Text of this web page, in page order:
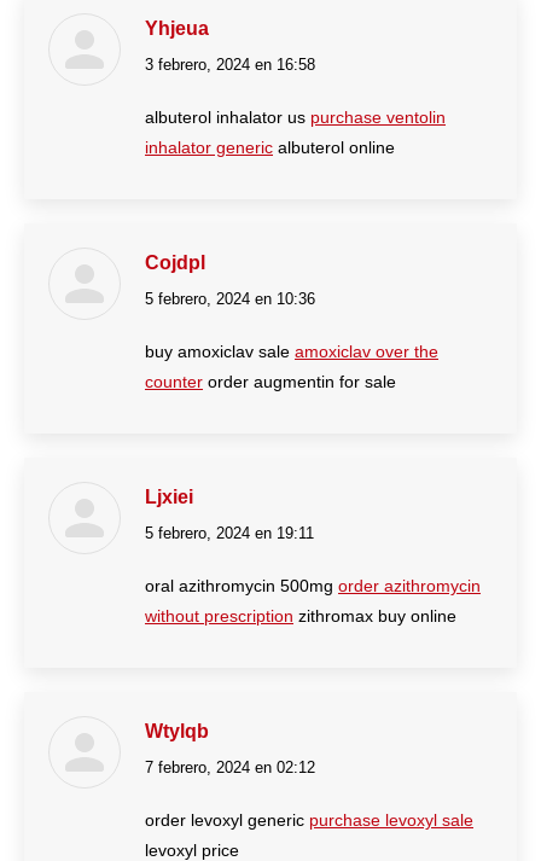
Yhjeua
dice:
3 febrero, 2024 en 16:58
albuterol inhalator us purchase ventolin
inhalator generic albuterol online
Cojdpl
dice:
5 febrero, 2024 en 10:36
buy amoxiclav sale amoxiclav over the
counter order augmentin for sale
Ljxiei
dice:
5 febrero, 2024 en 19:11
oral azithromycin 500mg order azithromycin
without prescription zithromax buy online
Wtylqb
dice:
7 febrero, 2024 en 02:12
order levoxyl generic purchase levoxyl sale
levoxyl price